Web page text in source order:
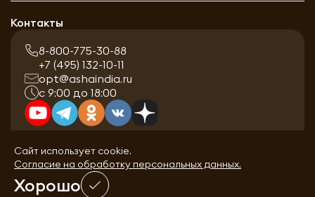
Контакты
8-800-775-30-88
+7 (495) 132-10-11
opt@ashaindia.ru
с 9:00 до 18:00
Сайт использует cookie.
Согласие на обработку персональных данных.
Хорошо